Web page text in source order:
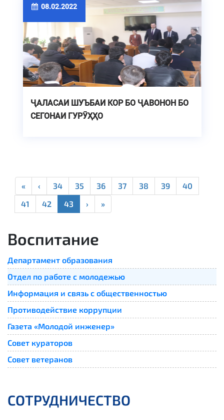
08.02.2022
ҶАЛАСАИ ШУЪБАИ КОР БО ҶАВОНОН БО
СЕГОНАИ ГУРӮҲҲО
« ‹ 34 35 36 37 38 39
40
41
42 43 › »
Воспитание
Департамент образования
Отдел по работе с молодежью
Информация и связь с общественностью
Противодействие коррупции
Газета «Молодой инженер»
Совет кураторов
Совет ветеранов
СОТРУДНИЧЕСТВО